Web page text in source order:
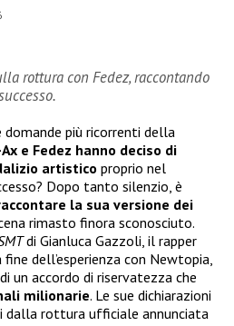
rottura con Fedez, raccontando
più ricorrenti della
e Fedez hanno deciso di
artistico proprio nel
Dopo tanto silenzio, è
la sua versione dei
rimasto finora sconosciuto.
di Gianluca Gazzoli, il rapper
dell’esperienza con Newtopia,
un accordo di riservatezza che
milionarie. Le sue dichiarazioni
dalla rottura ufficiale annunciata